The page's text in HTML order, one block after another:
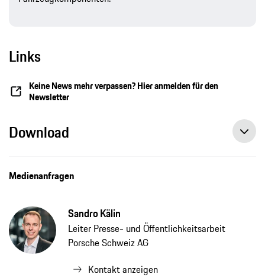
Links
Keine News mehr verpassen? Hier anmelden für den
Newsletter
Download
Medienanfragen
Sandro Kälin
Leiter Presse- und Öffentlichkeitsarbeit
Porsche Schweiz AG
Kontakt anzeigen